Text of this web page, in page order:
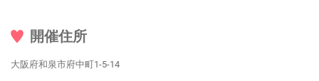
開催住所
大阪府和泉市府中町1-5-14